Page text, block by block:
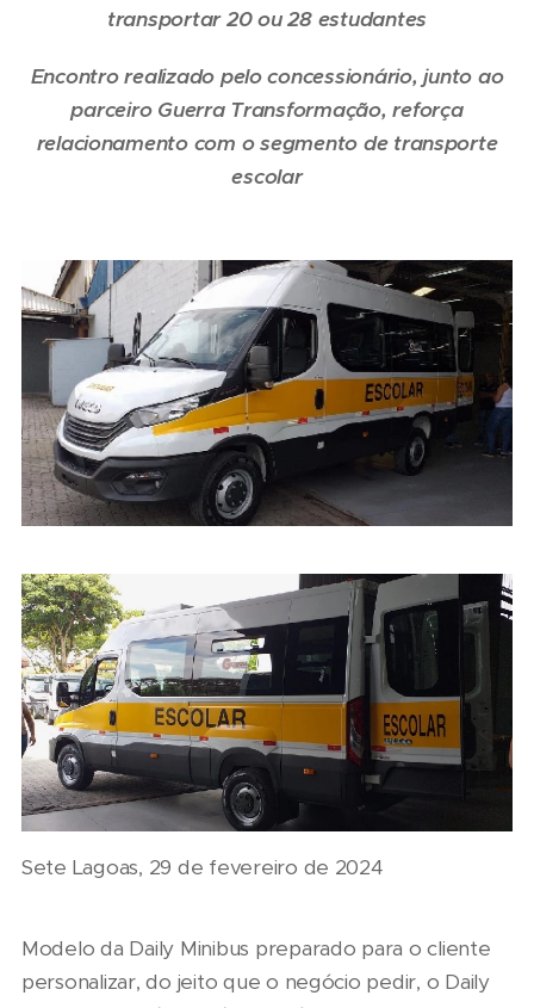
transportar 20 ou 28 estudantes
Encontro realizado pelo concessionário, junto ao
parceiro Guerra Transformação, reforça
relacionamento com o segmento de transporte
escolar
Sete Lagoas, 29 de fevereiro de 2024
Modelo da Daily Minibus preparado para o cliente
personalizar, do jeito que o negócio pedir, o Daily